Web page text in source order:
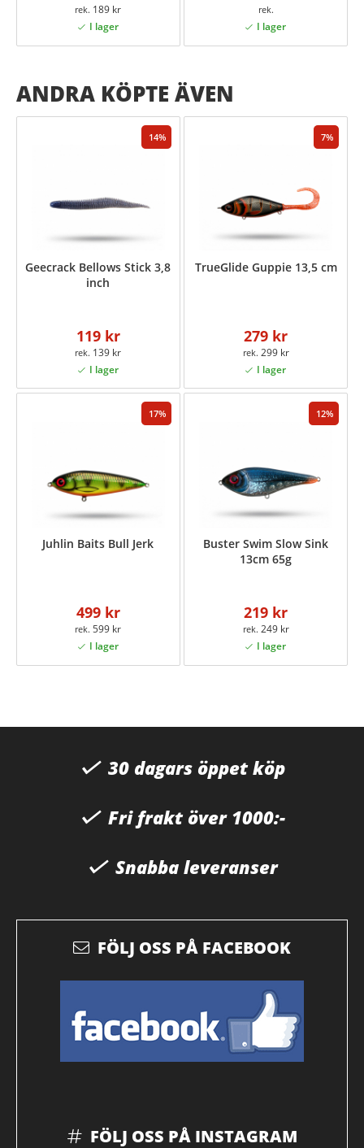
189 kr
ANDRA KÖPTE ÄVEN
14
Geecrack Bellows Stick 3,8
inch
119 kr
139 kr
7
TrueGlide Guppie 13,5 cm
279 kr
299 kr
17
Juhlin Baits Bull Jerk
499 kr
599 kr
12
Buster Swim Slow Sink
13cm 65g
219 kr
249 kr
30 dagars öppet köp
Fri frakt över 1000:-
Snabba leveranser
FÖLJ OSS PÅ FACEBOOK
FÖLJ OSS PÅ INSTAGRAM